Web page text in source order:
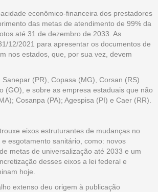
econômico-financeira dos prestadores
das metas de atendimento de 99% da
até 31 de dezembro de 2033. As
12/2021 para apresentar os documentos de
nos estados, que, por sua vez, devem
(PR), Copasa (MG), Corsan (RS)
(GO), e sobre as empresa estaduais que não
Cosanpa (PA); Agespisa (PI) e Caer (RR).
eixos estruturantes de mudanças no
esgotamento sanitário, como: novos
metas de universalização até 2033 e um
desses eixos a lei federal e
hoje.
extenso deu origem à publicação